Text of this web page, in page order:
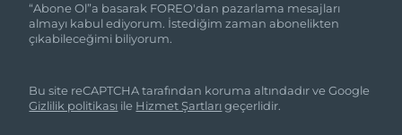
“Abone Ol”a basarak FOREO'dan pazarlama mesajları
almayı kabul ediyorum. İstediğim zaman abonelikten
çıkabileceğimi biliyorum.
Bu site reCAPTCHA tarafından koruma altındadır ve Google
Gizlilik politikası ile Hizmet Şartlarıgeçerlidir.